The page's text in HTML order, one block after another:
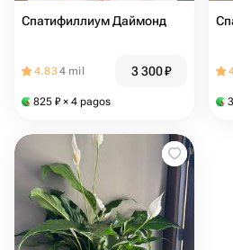
Спатифиллиум Даймонд
4.834 mil 3 300₽
825 ₽ × 4 pagos